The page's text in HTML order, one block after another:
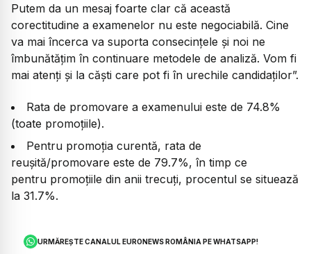
Putem da un mesaj foarte clar că această
corectitudine a examenelor nu este negociabilă. Cine
va mai încerca va suporta consecințele și noi ne
îmbunătățim în continuare metodele de analiză. Vom fi
mai atenți și la căști care pot fi în urechile candidaților”.
Rata de promovare a examenului este de 74.8%
(toate promoțiile).
Pentru promoția curentă, rata de
reușită/promovare este de 79.7%, în timp ce
pentru promoțiile din anii trecuți, procentul se situează
la 31.7%.
URMĂREȘTE CANALUL EURONEWS ROMÂNIA PE WHATSAPP!